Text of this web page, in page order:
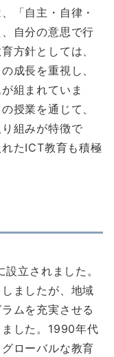
「自主・自律・
自分の意思で行
方針としては、
成長を重視し、
組まれていま
授業を通じて、
組みが特徴で
たICT教育も積極
立されました。
ましたが、地域
ムを充実させる
した。1990年代
ローバルな教育